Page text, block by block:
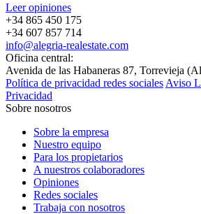
Leer opiniones
+34 865 450 175
+34 607 857 714
info@alegria-realestate.com
Oficina central:
Avenida de las Habaneras 87, Torrevieja
Política de privacidad redes sociales Aviso
Privacidad
Sobre nosotros
Sobre la empresa
Nuestro equipo
Para los propietarios
A nuestros colaboradores
Opiniones
Redes sociales
Trabaja con nosotros